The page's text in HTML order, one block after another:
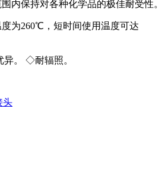
内保持对各种化学品的极佳耐受性。
为260℃，短时间使用温度可达
。 ◇耐辐照。
头